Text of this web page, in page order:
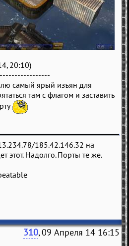
20:10)
самый ярый изъян для
там с флагом и заставить
185.42.146.32 на
этот. Надолго. Порты те же.
310, 09 Апреля 14 16:15